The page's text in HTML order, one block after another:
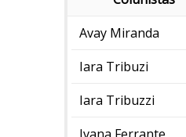
Avay Miranda
Iara Tribuzi
Iara Tribuzzi